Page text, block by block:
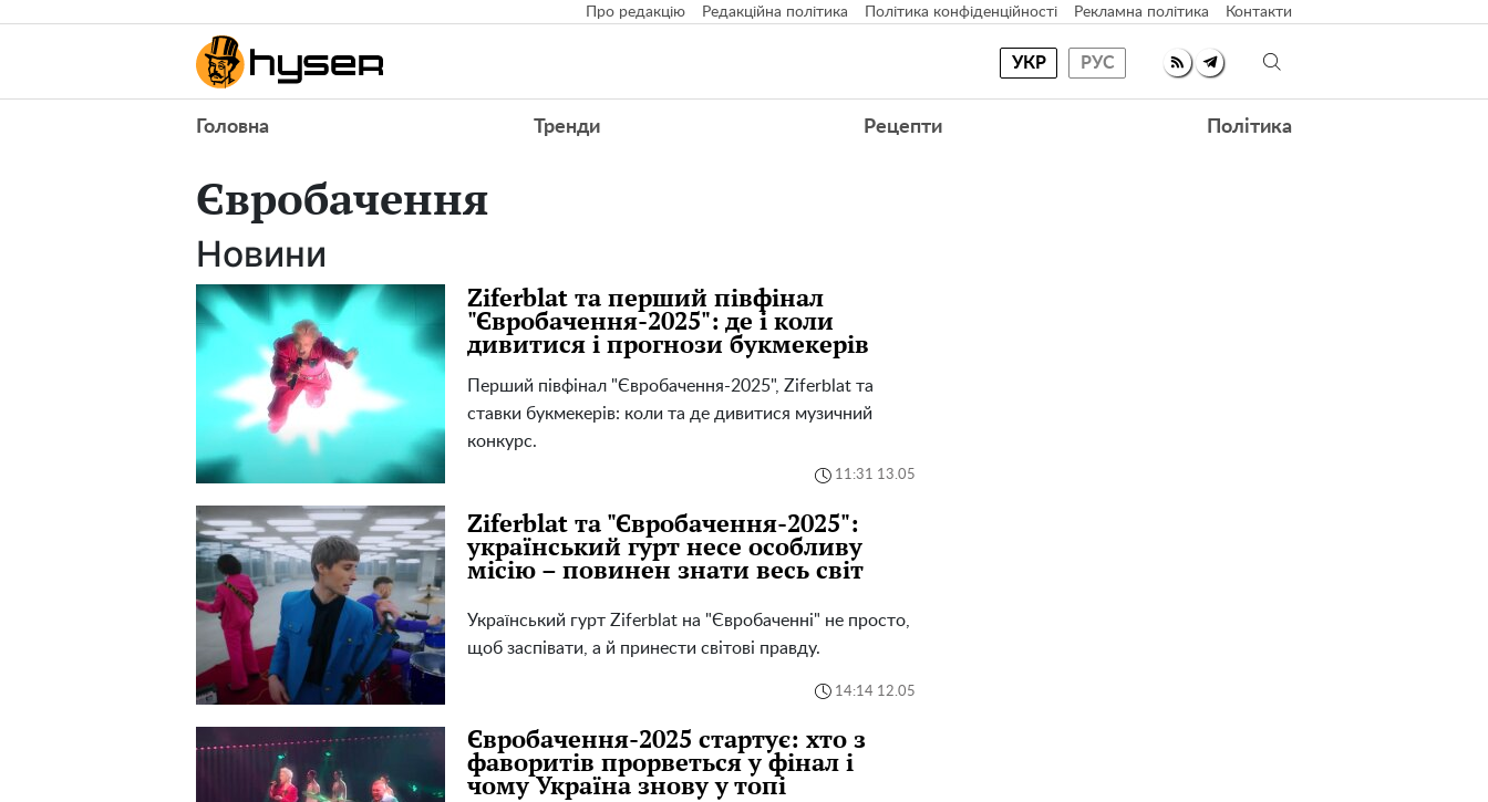
Про редакцію Редакційна політика Політика конфіденційності Рекламна політика Контакти
УКР РУС
Головна Тренди Рецепти Політика
Євробачення
Новини
Ziferblat та перший півфінал
"Євробачення-2025": де і коли
дивитися і прогнози букмекерів
Перший півфінал "Євробачення-2025", Ziferblat та
ставки букмекерів: коли та де дивитися музичний
конкурс.
11:31 13.05
Ziferblat та "Євробачення-2025":
український гурт несе особливу
місію – повинен знати весь світ
Український гурт Ziferblat на "Євробаченні" не просто,
щоб заспівати, а й принести світові правду.
14:14 12.05
Євробачення-2025 стартує: хто з
фаворитів прорветься у фінал і
чому Україна знову у топі